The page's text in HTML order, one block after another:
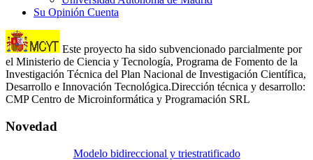
Su Opinión Cuenta
Este proyecto ha sido subvencionado parcialmente por
el Ministerio de Ciencia y Tecnología, Programa de Fomento de la
Investigación Técnica del Plan Nacional de Investigación Científica,
Desarrollo e Innovación Tecnológica.Dirección técnica y desarrollo:
CMP Centro de Microinformática y Programación SRL
Novedad
Modelo bidireccional y triestratificado